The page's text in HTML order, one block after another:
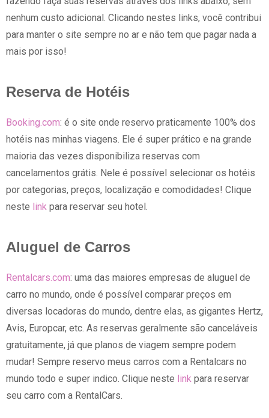
nenhum custo adicional. Clicando nestes links, você contribui
para manter o site sempre no ar e não tem que pagar nada a
mais por isso!
Reserva de Hotéis
Booking.com: é o site onde reservo praticamente 100% dos
hotéis nas minhas viagens. Ele é super prático e na grande
maioria das vezes disponibiliza reservas com
cancelamentos grátis. Nele é possível selecionar os hotéis
por categorias, preços, localização e comodidades! Clique
neste link para reservar seu hotel.
Aluguel de Carros
Rentalcars.com: uma das maiores empresas de aluguel de
carro no mundo, onde é possível comparar preços em
diversas locadoras do mundo, dentre elas, as gigantes Hertz,
Avis, Europcar, etc. As reservas geralmente são canceláveis
gratuitamente, já que planos de viagem sempre podem
mudar! Sempre reservo meus carros com a Rentalcars no
mundo todo e super indico. Clique neste link para reservar
seu carro com a RentalCars.